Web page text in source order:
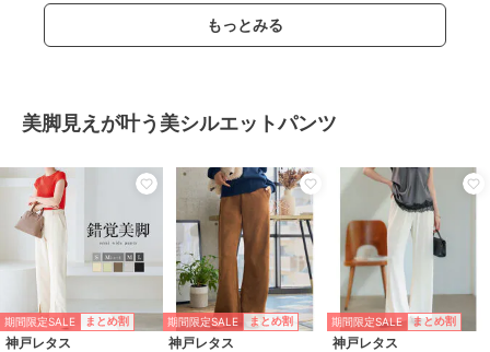
もっとみる
美脚見えが叶う美シルエットパンツ
期間限定SALE まとめ割
神戸レタス
期間限定SALE まとめ割
神戸レタス
期間限定SALE まとめ割
神戸レタス